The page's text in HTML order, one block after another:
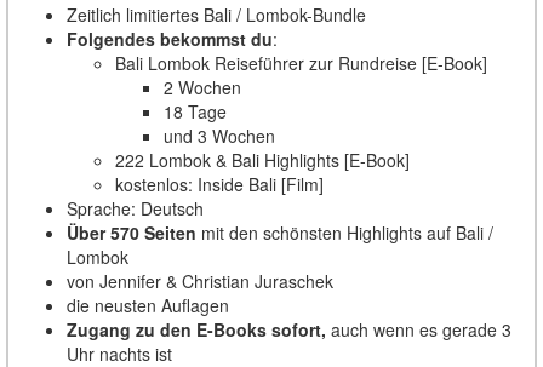
Zeitlich limitiertes Bali / Lombok-Bundle
Folgendes bekommst du:
Bali Lombok Reiseführer zur Rundreise [E-Book]
2 Wochen
18 Tage
und 3 Wochen
222 Lombok & Bali Highlights [E-Book]
kostenlos: Inside Bali [Film]
Sprache: Deutsch
Über 570 Seiten mit den schönsten Highlights auf Bali /
Lombok
von Jennifer & Christian Juraschek
die neusten Auflagen
Zugang zu den E-Books sofort, auch wenn es gerade 3
Uhr nachts ist